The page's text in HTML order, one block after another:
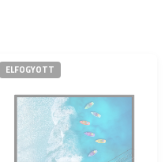
ELFOGYOTT